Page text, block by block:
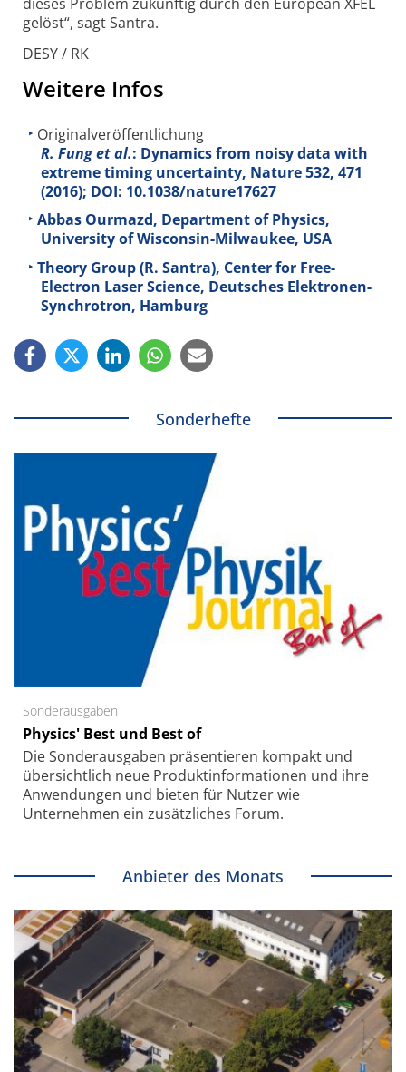
gelöst“, sagt Santra.
DESY / RK
Weitere Infos
Originalveröffentlichung
R. Fung et al.: Dynamics from noisy data with
extreme timing uncertainty, Nature532, 471
(2016); DOI: 10.1038/nature17627
Abbas Ourmazd, Department of Physics,
University of Wisconsin-Milwaukee, USA
Theory Group (R. Santra), Center for Free-
Electron Laser Science, Deutsches Elektronen-
Synchrotron, Hamburg
Sonderhefte
Sonderausgaben
Physics' Best und Best of
Die Sonder­ausgaben präsentieren kompakt und
übersichtlich neue Produkt­informationen und ihre
Anwendungen und bieten für Nutzer wie
Unternehmen ein zusätzliches Forum.
Anbieter des Monats